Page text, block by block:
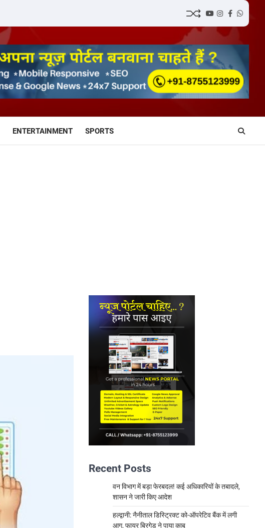
YouTube
Instagram
Facebook
ENTERTAINMENT SPORTS
Recent Posts
वन विभाग में बड़ा फेरबदल! कई अधिकारियों के तबादले,
शासन ने जारी किए आदेश
हल्द्वानी: नैनीताल डिस्ट्रिक्ट को-ऑपरेटिव बैंक में लगी
आग, फायर ब्रिगेड ने पाया काबू